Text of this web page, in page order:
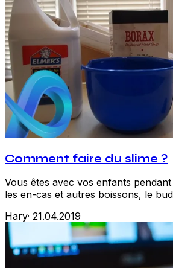
Comment faire du slime ?
Vous êtes avec vos enfants
les en-cas et autres boissons, le
Hary· 21.04.2019